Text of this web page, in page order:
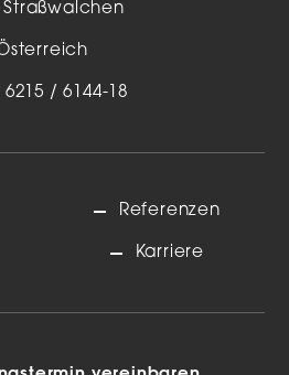
Straßwalchen
6215 / 6144-18
Referenzen
Karriere